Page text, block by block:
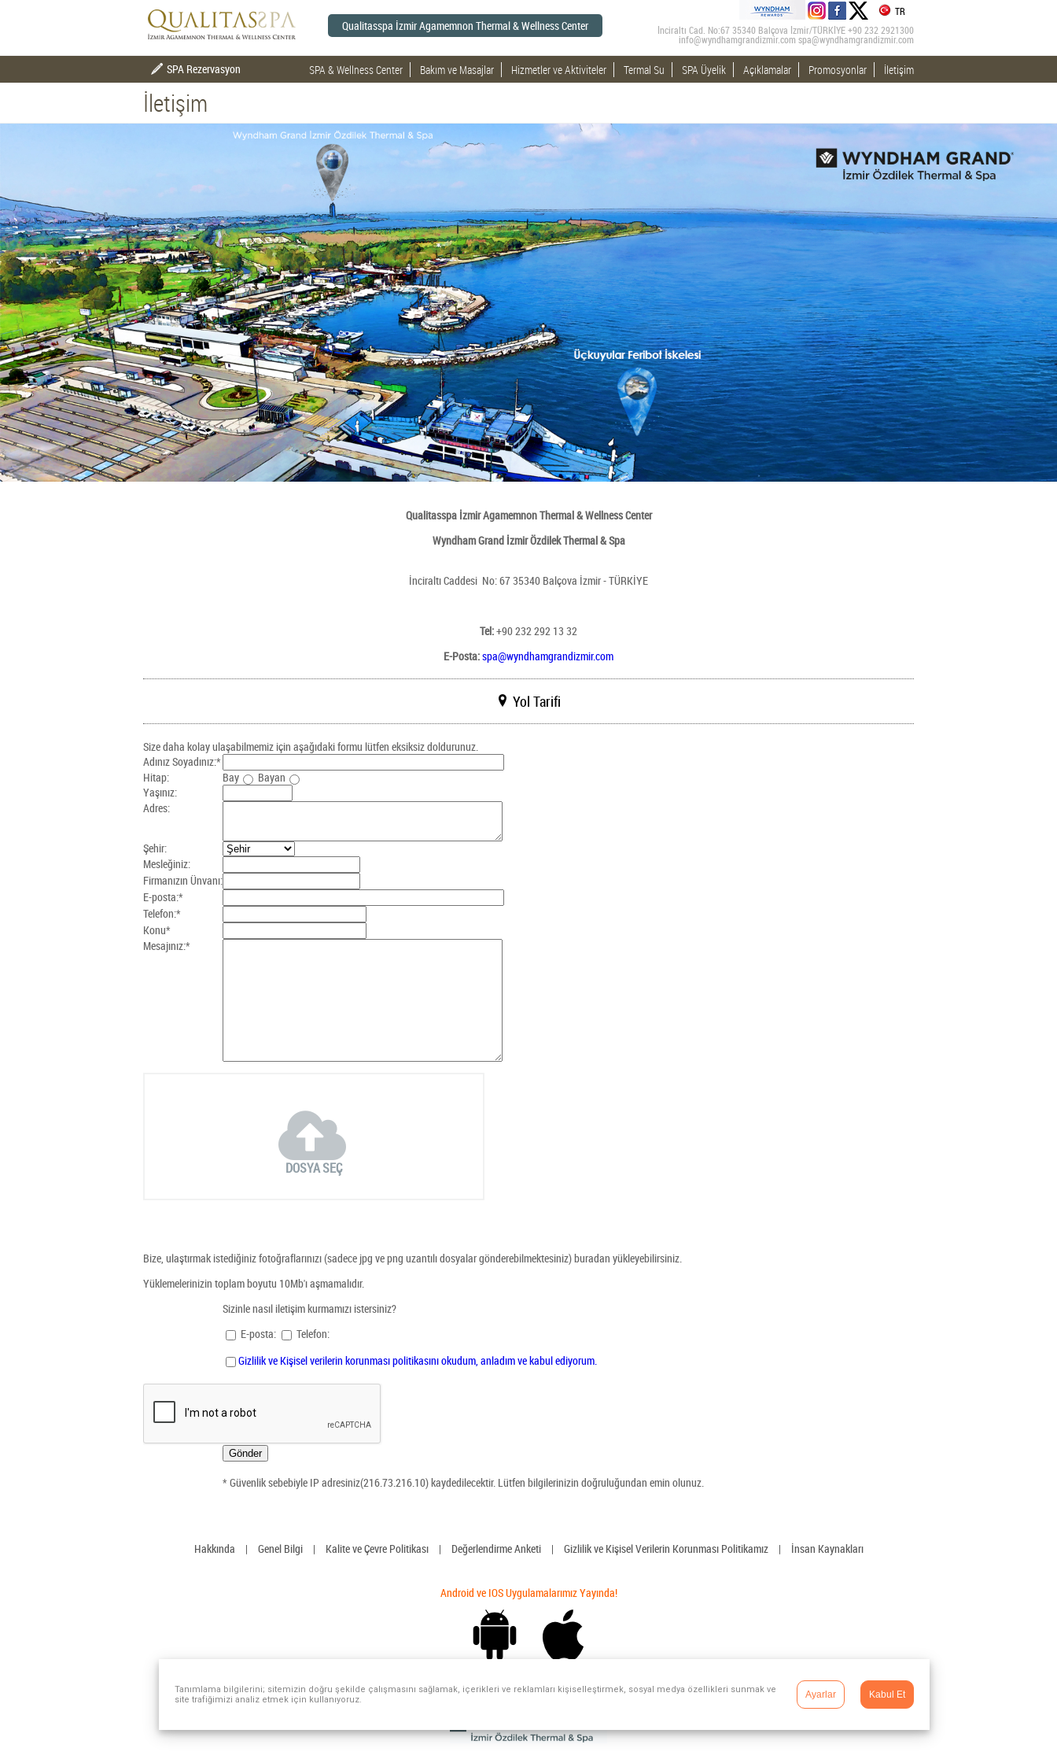
TR
İnciraltı Cad. No:67 35340 Balçova İzmir/TÜRKİYE +90 232 2921300
info@wyndhamgrandizmir.com spa@wyndhamgrandizmir.com
Qualitasspa İzmir Agamemnon Thermal & Wellness Center
SPA Rezervasyon SPA & Wellness Center Bakım ve Masajlar Hizmetler ve Aktiviteler Termal Su SPA Üyelik Açıklamalar Promosyonlar İletişim
İletişim
Qualitasspa İzmir Agamemnon Thermal & Wellness Center
Wyndham Grand İzmir Özdilek Thermal & Spa
İnciraltı Caddesi No: 67 35340 Balçova İzmir - TÜRKİYE
Tel:+90 232 292 13 32
E-Posta:spa@wyndhamgrandizmir.com
Yol Tarifi
Size daha kolay ulaşabilmemiz için aşağıdaki formu lütfen eksiksiz doldurunuz.
Adınız Soyadınız:*
Hitap:
Bay
Bayan
Yaşınız:
Adres:
Şehir:
Mesleğiniz:
Firmanızın Ünvanı:
E-posta:*
Telefon:*
Konu*
Mesajınız:*
DOSYA SEÇ
Bize, ulaştırmak istediğiniz fotoğraflarınızı (sadece jpg ve png uzantılı dosyalar gönderebilmektesiniz) buradan yükleyebilirsiniz.
Yüklemelerinizin toplam boyutu 10Mb'ı aşmamalıdır.
Sizinle nasıl iletişim kurmamızı istersiniz?
E-posta:
Telefon:
Gizlilik ve Kişisel verilerin korunması politikasını okudum, anladım ve kabul ediyorum.
Gönder
* Güvenlik sebebiyle IP adresiniz(216.73.216.10) kaydedilecektir. Lütfen bilgilerinizin doğruluğundan emin olunuz.
Hakkında | Genel Bilgi | Kalite ve Çevre Politikası | Değerlendirme Anketi | Gizlilik ve Kişisel Verilerin Korunması Politikamız | İnsan Kaynakları
Android ve IOS Uygulamalarımız Yayında!
Tanımlama bilgilerini; sitemizin doğru şekilde çalışmasını sağlamak, içerikleri ve reklamları kişiselleştirmek, sosyal medya özellikleri sunmak ve
site trafiğimizi analiz etmek için kullanıyoruz.
Ayarlar Kabul Et